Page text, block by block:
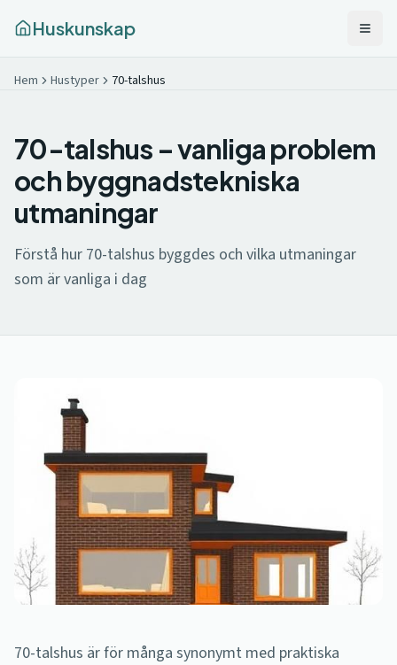
Huskunskap
Hem Hustyper 70-talshus
70-talshus – vanliga problem
och byggnadstekniska
utmaningar
Förstå hur 70-talshus byggdes och vilka utmaningar
som är vanliga i dag
70-talshus är för många synonymt med praktiska